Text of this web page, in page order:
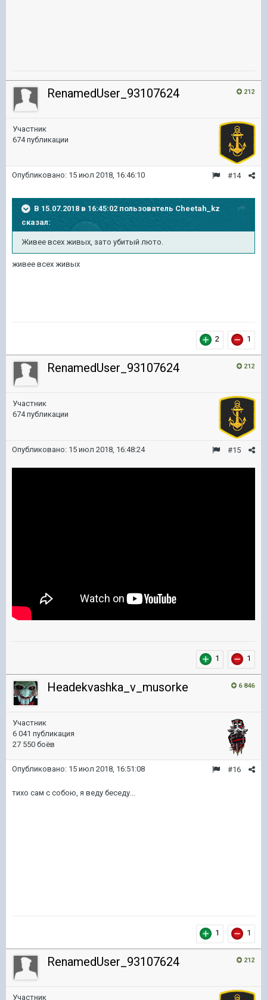
212
RenamedUser_93107624
Участник
674 публикации
#14
Опубликовано: 15 июл 2018, 16:46:10
В 15.07.2018 в 16:45:02 пользователь Cheetah_kz
сказал:
Живее всех живых, зато убитый люто.
живее всех живых
2 1
212
RenamedUser_93107624
Участник
674 публикации
#15
Опубликовано: 15 июл 2018, 16:48:24
1 1
6 846
Headekvashka_v_musorke
Участник
6 041 публикация
27 550 боёв
#16
Опубликовано: 15 июл 2018, 16:51:08
тихо сам с собою, я веду беседу...
1 1
212
RenamedUser_93107624
Участник